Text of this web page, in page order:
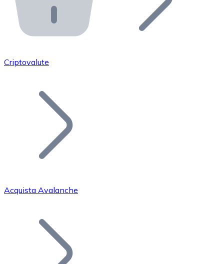
API Bitnovo
Integra la nostra API nel tuo ecosistema.
Unisciti alla nostra rete di rivenditori e
Aggiungi il token del tuo progetto al nostro servizio di
Bitcoin
Criptovalute
Acquista Avalanche